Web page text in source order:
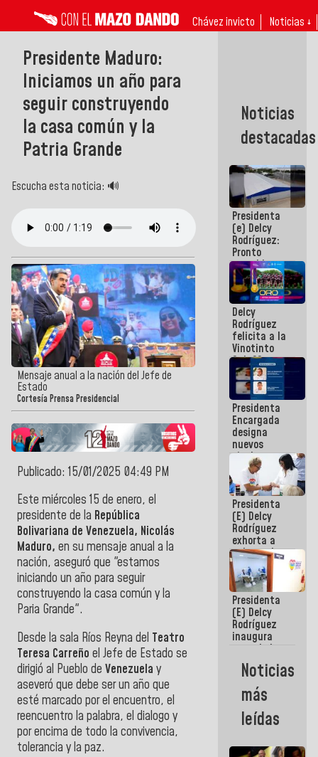
Chávez invicto Noticias ↓
Presidente Maduro:
Iniciamos un año para
seguir construyendo
la casa común y la
Patria Grande
Escucha esta noticia: 🔊
Mensaje anual a la nación del Jefe de
Estado
Cortesía Prensa Presidencial
Publicado: 15/01/2025 04:49 PM
Este miércoles 15 de enero, el
presidente de la República
Bolivariana de Venezuela, Nicolás
Maduro, en su mensaje anual a la
nación, aseguró que "estamos
iniciando un año para seguir
construyendo la casa común y la
Paria Grande".
Desde la sala Ríos Reyna del Teatro
Teresa Carreño el Jefe de Estado se
dirigió al Pueblo de Venezuela y
aseveró que debe ser un año que
esté marcado por el encuentro, el
reencuentro la palabra, el dialogo y
por encima de todo la convivencia,
tolerancia y la paz.
Noticias
destacadas
Presidenta
(e) Delcy
Rodríguez:
Pronto
restableceremos
las
operaciones
en el
Aeropuerto
Internacional
de
Maiquetía
Delcy
Rodríguez
felicita a la
Vinotinto
Sub 20
campeona
frente
México Sub
23 en los
Centroamericanos
Presidenta
Encargada
designa
nuevos
titulares en
Viceministerio
de Energía
Eléctrica y
CORPOELEC
Presidenta
(E) Delcy
Rodríguez
exhorta a
gobernadores
y alcaldes a
edificar
casas para
abuelos
Presidenta
(E) Delcy
Rodríguez
inaugura
casa de los
Abuelos
Primavera
en Caracas
Noticias
más
leídas